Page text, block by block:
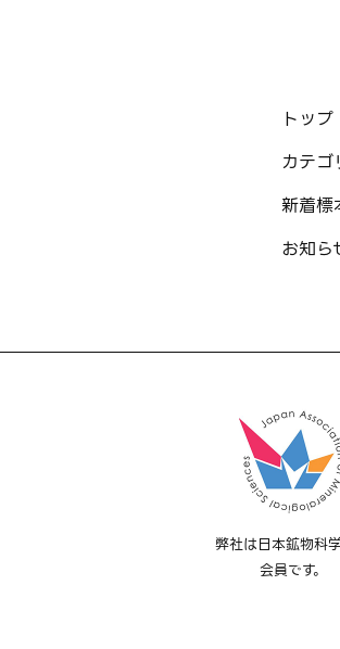
トップ
カテゴ
新着標
お知ら
弊社は日本鉱物科
会員です。